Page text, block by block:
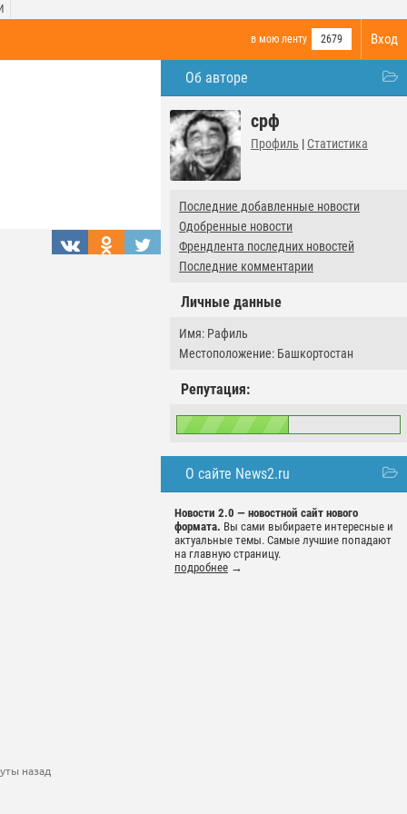
Вход
в мою ленту 2679
Об авторе
срф
Профиль | Статистика
Последние добавленные новости
Одобренные новости
Френдлента последних новостей
Последние комментарии
Личные данные
Имя: Рафиль
Местоположение: Башкортостан
Репутация:
О сайте News2.ru
Новости 2.0 — новостной сайт нового
формата. Вы сами выбираете интересные и
актуальные темы. Самые лучшие попадают
на главную страницу.
подробнее →
назад